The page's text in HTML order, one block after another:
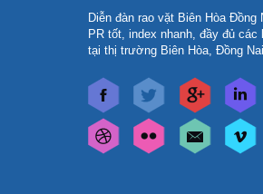
Diễn đàn rao vặt Biên Hòa Đồng
PR tốt, index nhanh, đầy đủ
tại thị trường Biên Hòa, Đồng